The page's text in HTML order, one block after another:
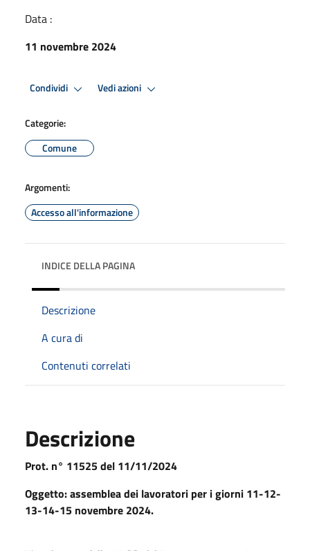
Data :
11 novembre 2024
Condividi Vedi azioni
Categorie:
Comune
Argomenti:
Accesso all'informazione
INDICE DELLA PAGINA
Descrizione
A cura di
Contenuti correlati
Descrizione
Prot. n° 11525 del 11/11/2024
Oggetto: assemblea dei lavoratori per i giorni 11-12-
13-14-15 novembre 2024.